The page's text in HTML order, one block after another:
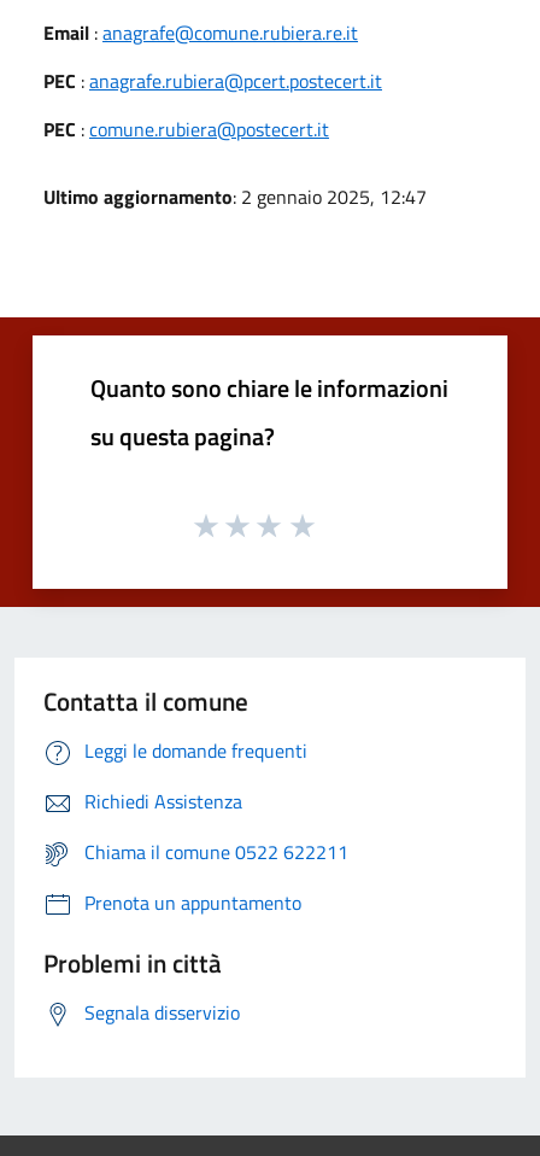
Email :anagrafe@comune.rubiera.re.it
PEC :anagrafe.rubiera@pcert.postecert.it
PEC :comune.rubiera@postecert.it
Ultimo aggiornamento: 2 gennaio 2025, 12:47
Quanto sono chiare le informazioni
su questa pagina?
Contatta il comune
Leggi le domande frequenti
Richiedi Assistenza
Chiama il comune 0522 622211
Prenota un appuntamento
Problemi in città
Segnala disservizio